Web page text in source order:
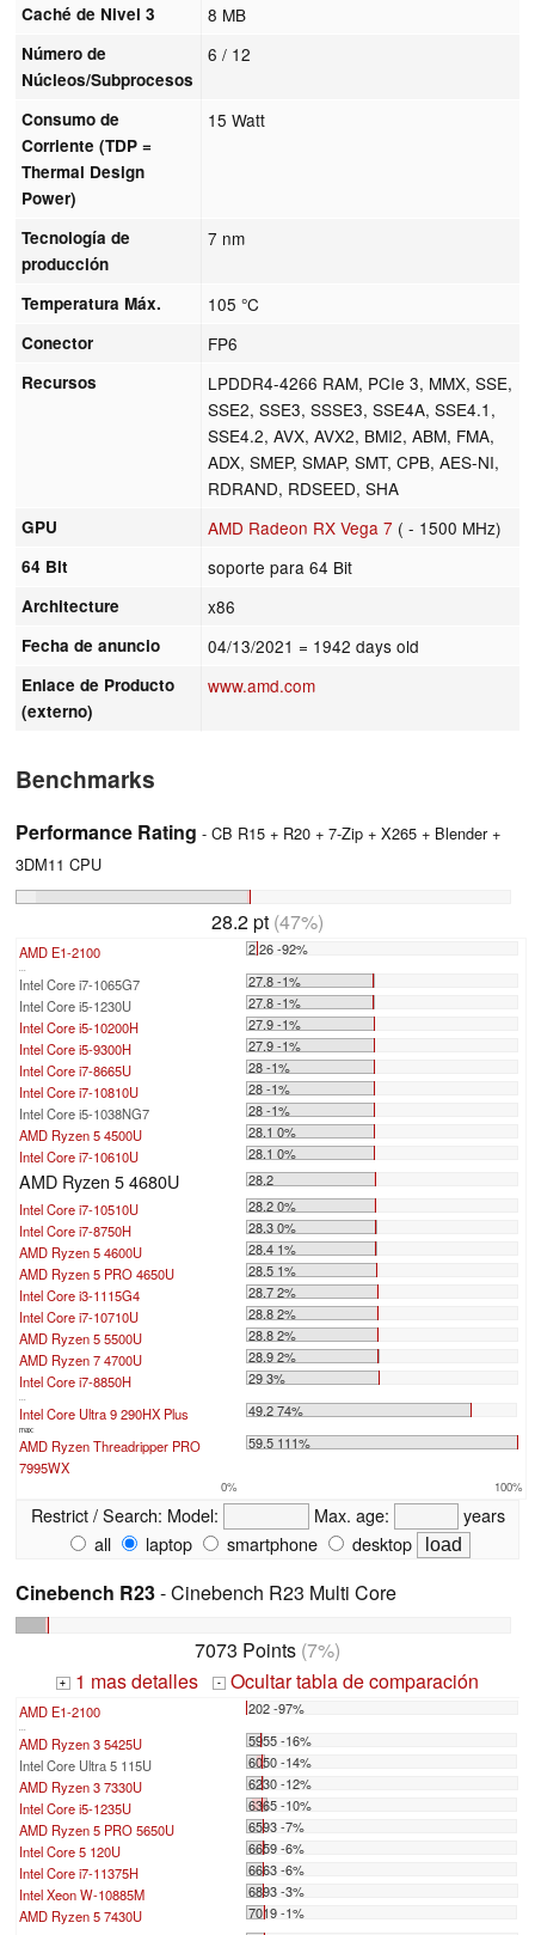
Caché de Nivel 3 8 MB
Número de
Núcleos/Subprocesos
6 / 12
Consumo de
Corriente (TDP =
Thermal Design
Power)
15 Watt
Tecnología de
producción
7 nm
Temperatura Máx. 105 °C
Conector FP6
Recursos
LPDDR4-4266 RAM, PCIe 3, MMX, SSE,
SSE2, SSE3, SSSE3, SSE4A, SSE4.1,
SSE4.2, AVX, AVX2, BMI2, ABM, FMA,
ADX, SMEP, SMAP, SMT, CPB, AES-NI,
RDRAND, RDSEED, SHA
GPU AMD Radeon RX Vega 7 ( - 1500 MHz)
64 Bit soporte para 64 Bit
Architecture x86
Fecha de anuncio 04/13/2021 = 1942 days old
Enlace de Producto
(externo)
www.amd.com
Benchmarks
Performance Rating - CB R15 + R20 + 7-Zip + X265 + Blender +
3DM11 CPU
28.2 pt (47%)
AMD E1-2100 2.26 -92%
Intel Core i7-1065G7
27.8 -1%
Intel Core i5-1230U
27.8 -1%
Intel Core i5-10200H
27.9 -1%
Intel Core i5-9300H
27.9 -1%
Intel Core i7-8665U
28 -1%
Intel Core i7-10810U
28 -1%
Intel Core i5-1038NG7
28 -1%
AMD Ryzen 5 4500U
28.1 0%
Intel Core i7-10610U
28.1 0%
AMD Ryzen 5 4680U
28.2
Intel Core i7-10510U
28.2 0%
Intel Core i7-8750H
28.3 0%
AMD Ryzen 5 4600U
28.4 1%
AMD Ryzen 5 PRO 4650U
28.5 1%
Intel Core i3-1115G4
28.7 2%
Intel Core i7-10710U
28.8 2%
AMD Ryzen 5 5500U
28.8 2%
AMD Ryzen 7 4700U
28.9 2%
Intel Core i7-8850H
29 3%
Intel Core Ultra 9 290HX Plus 49.2 74%
max:
AMD Ryzen Threadripper PRO
7995WX
59.5 111%
0% 100%
Restrict / Search: Model: Max. age:
years
all
laptop smartphone desktop
Cinebench R23- Cinebench R23 Multi Core
7073 Points (7%)
+ 1 mas detalles - Ocultar tabla de comparación
AMD E1-2100 202 -97%
...
AMD Ryzen 3 5425U
5955 -16%
Intel Core Ultra 5 115U
6050 -14%
AMD Ryzen 3 7330U
6230 -12%
Intel Core i5-1235U
6365 -10%
AMD Ryzen 5 PRO 5650U
6593 -7%
Intel Core 5 120U
6659 -6%
Intel Core i7-11375H
6663 -6%
Intel Xeon W-10885M
6893 -3%
AMD Ryzen 5 7430U
7019 -1%